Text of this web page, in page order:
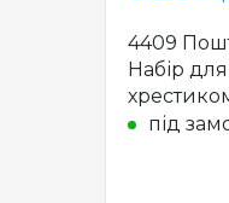
4409
Набір
під